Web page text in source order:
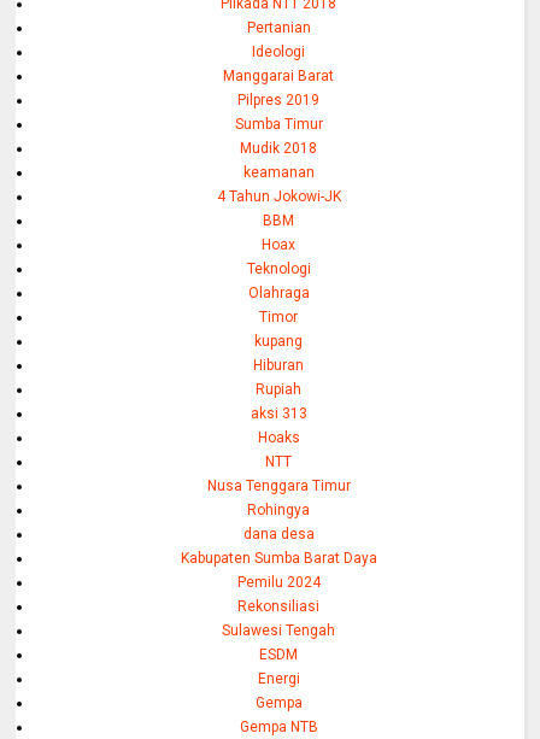
Pilkada NTT 2018
Pertanian
Ideologi
Manggarai Barat
Pilpres 2019
Sumba Timur
Mudik 2018
keamanan
4 Tahun Jokowi-JK
BBM
Hoax
Teknologi
Olahraga
Timor
kupang
Hiburan
Rupiah
aksi 313
Hoaks
NTT
Nusa Tenggara Timur
Rohingya
dana desa
Kabupaten Sumba Barat Daya
Pemilu 2024
Rekonsiliasi
Sulawesi Tengah
ESDM
Energi
Gempa
Gempa NTB